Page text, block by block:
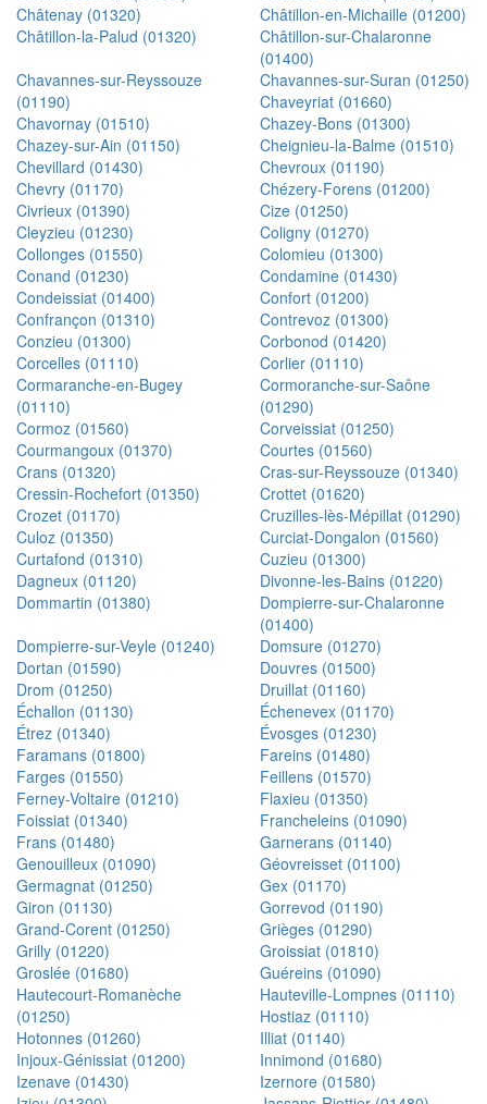
Châtenay (01320)
Châtillon-en-Michaille (01200)
Châtillon-la-Palud (01320)
Châtillon-sur-Chalaronne
(01400)
Chavannes-sur-Reyssouze
(01190)
Chavannes-sur-Suran (01250)
Chaveyriat (01660)
Chavornay (01510)
Chazey-Bons (01300)
Chazey-sur-Ain (01150)
Cheignieu-la-Balme (01510)
Chevillard (01430)
Chevroux (01190)
Chevry (01170)
Chézery-Forens (01200)
Civrieux (01390)
Cize (01250)
Cleyzieu (01230)
Coligny (01270)
Collonges (01550)
Colomieu (01300)
Conand (01230)
Condamine (01430)
Condeissiat (01400)
Confort (01200)
Confrançon (01310)
Contrevoz (01300)
Conzieu (01300)
Corbonod (01420)
Corcelles (01110)
Corlier (01110)
Cormaranche-en-Bugey
(01110)
Cormoranche-sur-Saône
(01290)
Cormoz (01560)
Corveissiat (01250)
Courmangoux (01370)
Courtes (01560)
Crans (01320)
Cras-sur-Reyssouze (01340)
Cressin-Rochefort (01350)
Crottet (01620)
Crozet (01170)
Cruzilles-lès-Mépillat (01290)
Culoz (01350)
Curciat-Dongalon (01560)
Curtafond (01310)
Cuzieu (01300)
Dagneux (01120)
Divonne-les-Bains (01220)
Dommartin (01380)
Dompierre-sur-Chalaronne
(01400)
Dompierre-sur-Veyle (01240)
Domsure (01270)
Dortan (01590)
Douvres (01500)
Drom (01250)
Druillat (01160)
Échallon (01130)
Échenevex (01170)
Étrez (01340)
Évosges (01230)
Faramans (01800)
Fareins (01480)
Farges (01550)
Feillens (01570)
Ferney-Voltaire (01210)
Flaxieu (01350)
Foissiat (01340)
Francheleins (01090)
Frans (01480)
Garnerans (01140)
Genouilleux (01090)
Géovreisset (01100)
Germagnat (01250)
Gex (01170)
Giron (01130)
Gorrevod (01190)
Grand-Corent (01250)
Grièges (01290)
Grilly (01220)
Groissiat (01810)
Groslée (01680)
Guéreins (01090)
Hautecourt-Romanèche
(01250)
Hauteville-Lompnes (01110)
Hostiaz (01110)
Hotonnes (01260)
Illiat (01140)
Injoux-Génissiat (01200)
Innimond (01680)
Izenave (01430)
Izernore (01580)